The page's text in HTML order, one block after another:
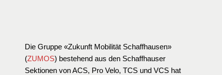
Die Gruppe «Zukunft Mobilität Schaffhausen»
(ZUMOS) bestehend aus den Schaffhauser
Sektionen von ACS, Pro Velo, TCS und VCS hat